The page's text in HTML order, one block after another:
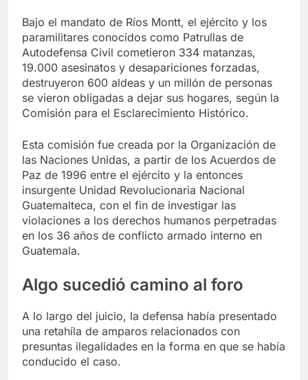
Bajo el mandato de Ríos Montt, el ejército y los
paramilitares conocidos como Patrullas de
Autodefensa Civil cometieron 334 matanzas,
19.000 asesinatos y desapariciones forzadas,
destruyeron 600 aldeas y un millón de personas
se vieron obligadas a dejar sus hogares, según la
Comisión para el Esclarecimiento Histórico.
Esta comisión fue creada por la Organización de
las Naciones Unidas, a partir de los Acuerdos de
Paz de 1996 entre el ejército y la entonces
insurgente Unidad Revolucionaria Nacional
Guatemalteca, con el fin de investigar las
violaciones a los derechos humanos perpetradas
en los 36 años de conflicto armado interno en
Guatemala.
Algo sucedió camino al foro
A lo largo del juicio, la defensa había presentado
una retahíla de amparos relacionados con
presuntas ilegalidades en la forma en que se había
conducido el caso.